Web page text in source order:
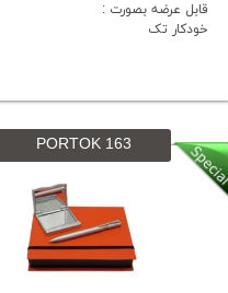
قابل عرضه بصورت :
خودکار تک
PORTOK 163